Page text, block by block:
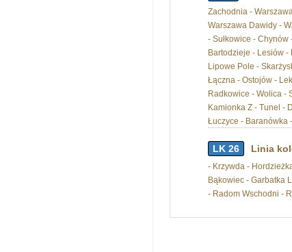
Zachodnia -
Warszawa Dawidy -
- Sułkowice -
Bartodzieje - Lesiów -
Lipowe Pole -
Łączna - Ostojów -
Radkowice - Wolica -
Kamionka Z - Tunel -
Łuczyce - Baranówka
LK 26 Linia
- Krzywda -
Bąkowiec - Garbatka
- Radom Wschodni -